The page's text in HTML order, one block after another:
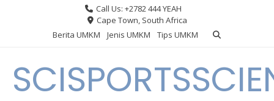
Call Us: +2782 444 YEAH
Cape Town, South Africa
Berita UMKM
Jenis UMKM Tips UMKM